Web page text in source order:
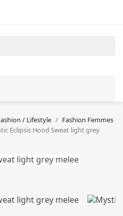
/ Lifestyle
Fashion Femmes
Eclipsis Hood Sweat light grey